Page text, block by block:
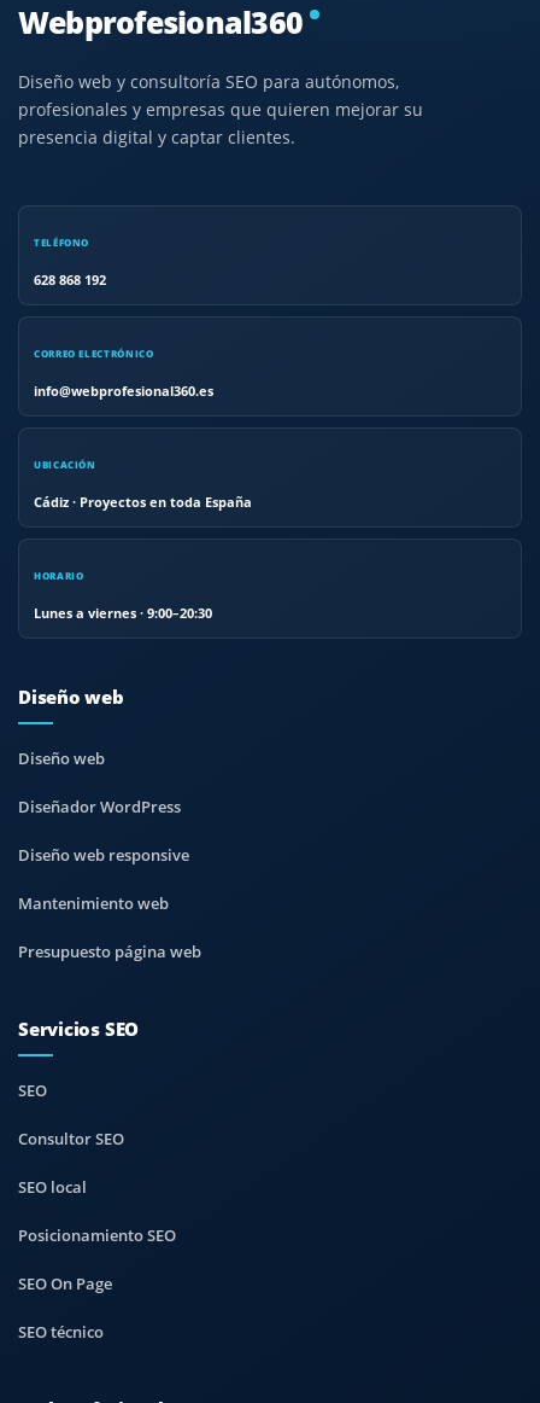
Webprofesional360
Diseño web y consultoría SEO para autónomos,
profesionales y empresas que quieren mejorar su
presencia digital y captar clientes.
TELÉFONO
628 868 192
CORREO ELECTRÓNICO
info@webprofesional360.es
UBICACIÓN
Cádiz · Proyectos en toda España
HORARIO
Lunes a viernes · 9:00–20:30
Diseño web
Diseño web
Diseñador WordPress
Diseño web responsive
Mantenimiento web
Presupuesto página web
Servicios SEO
SEO
Consultor SEO
SEO local
Posicionamiento SEO
SEO On Page
SEO técnico